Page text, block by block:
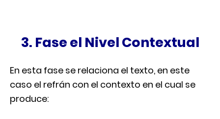
3. Fase el Nivel Contextual
En esta fase se relaciona el texto, en este
caso el refrán con el contexto en el cual se
produce: